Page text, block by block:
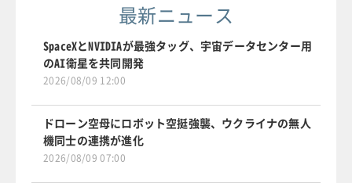
最新ニュース
SpaceXとNVIDIAが最強タッグ、宇宙データセンター用
のAI衛星を共同開発
2026/08/09 12:00
ドローン空母にロボット空挺強襲、ウクライナの無人
機同士の連携が進化
2026/08/09 07:00